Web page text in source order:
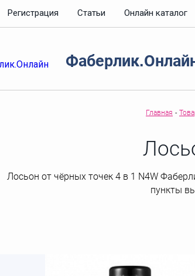
Регистрация Статьи Онлайн каталог
Главная -
Лосьон от чёрных точек 4 в 1 N4W
пункты